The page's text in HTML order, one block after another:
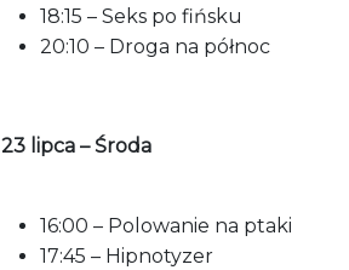
18:15 – Seks po fińsku
20:10 – Droga na północ
23 lipca – Środa
16:00 – Polowanie na ptaki
17:45 – Hipnotyzer